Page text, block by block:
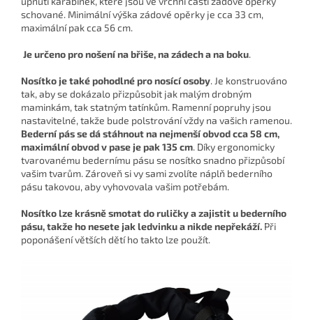
schované. Minimální výška zádové opěrky je cca 33 cm,
maximální pak cca 56 cm.
Je určeno pro nošení na břiše, na zádech a na boku.
Nosítko je taképohodlné pro nosící osoby. Je konstruováno
tak, aby se dokázalo přizpůsobit jak malým drobným
maminkám, tak statným tatínkům. Ramenní popruhy jsou
nastavitelné, takže bude polstrování vždy na vašich ramenou.
Bederní pás se dá stáhnout na nejmenší obvod cca 58 cm,
maximální obvod v pase je pak 135 cm. Díky ergonomicky
tvarovanému bedernímu pásu se nosítko snadno přizpůsobí
vašim tvarům. Zároveň si vy sami zvolíte náplň bederního
pásu takovou, aby vyhovovala vašim potřebám.
Nosítko lze krásně smotat do ruličky a zajistit u bederního
pásu, takže ho nesete jak ledvinku a nikde nepřekáží. Při
poponášení větších dětí ho takto lze použít.